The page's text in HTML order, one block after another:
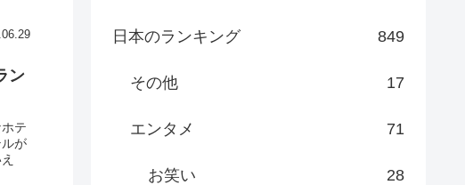
ン
テ
が
日本のランキング 849
その他 17
エンタメ 71
お笑い 28